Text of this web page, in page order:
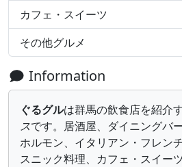
カフェ・スイーツ
その他グルメ
Information
ぐるグルは群馬の飲食店を紹介
スです。居酒屋、ダイニングバ
ホルモン、イタリアン・フレン
スニック料理、カフェ・スイー